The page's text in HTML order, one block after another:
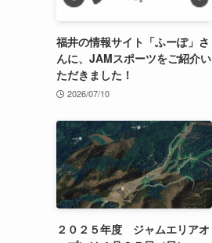
福井の情報サイト「ふーぽ」さ
んに、JAMスポーツをご紹介い
ただきました！
2026/07/10
２０２５年度 ジャムエリアオ